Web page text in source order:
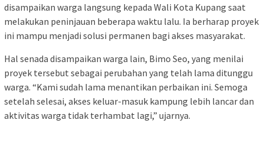
disampaikan warga langsung kepada Wali Kota Kupang saat
melakukan peninjauan beberapa waktu lalu. Ia berharap proyek
ini mampu menjadi solusi permanen bagi akses masyarakat.
Hal senada disampaikan warga lain, Bimo Seo, yang menilai
proyek tersebut sebagai perubahan yang telah lama ditunggu
warga. “Kami sudah lama menantikan perbaikan ini. Semoga
setelah selesai, akses keluar-masuk kampung lebih lancar dan
aktivitas warga tidak terhambat lagi,” ujarnya.